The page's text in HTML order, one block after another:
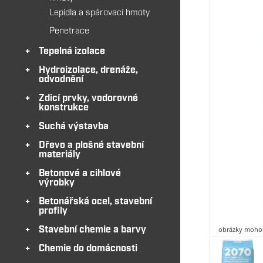
Lepidla a spárovací hmoty
Penetrace
Tepelná izolace
Hydroizolace, drenáže,
odvodnění
Zdicí prvky, vodorovné
konstrukce
Suchá výstavba
Dřevo a plošné stavební
materiály
Betonové a cihlové
výrobky
Betonářská ocel, stavební
profily
Stavební chemie a barvy
Chemie do domácnosti
obrázky